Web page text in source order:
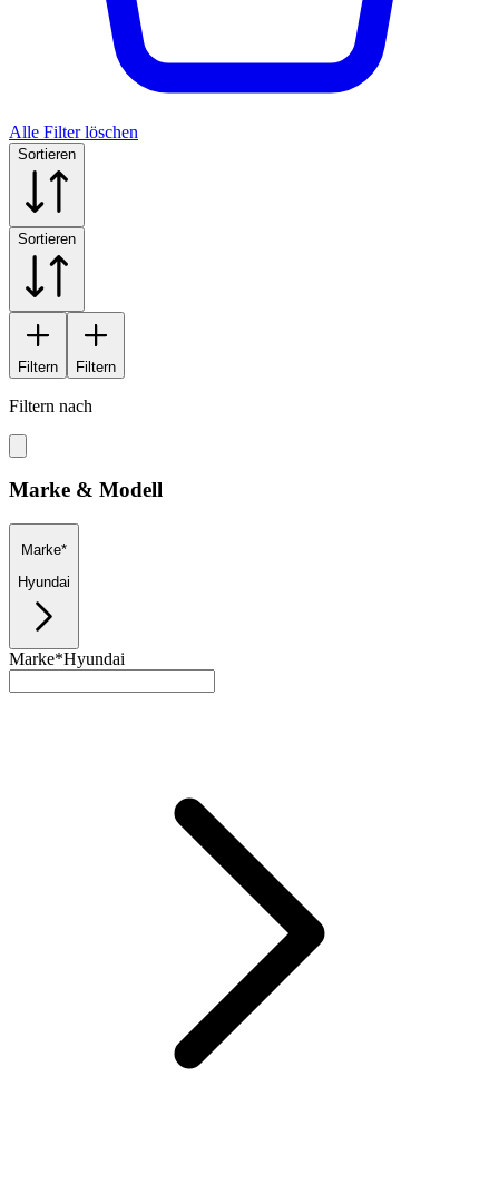
Alle Filter löschen
Sortieren
Sortieren
Filtern Filtern
Filtern nach
Marke & Modell
Marke*
Hyundai
Marke*Hyundai